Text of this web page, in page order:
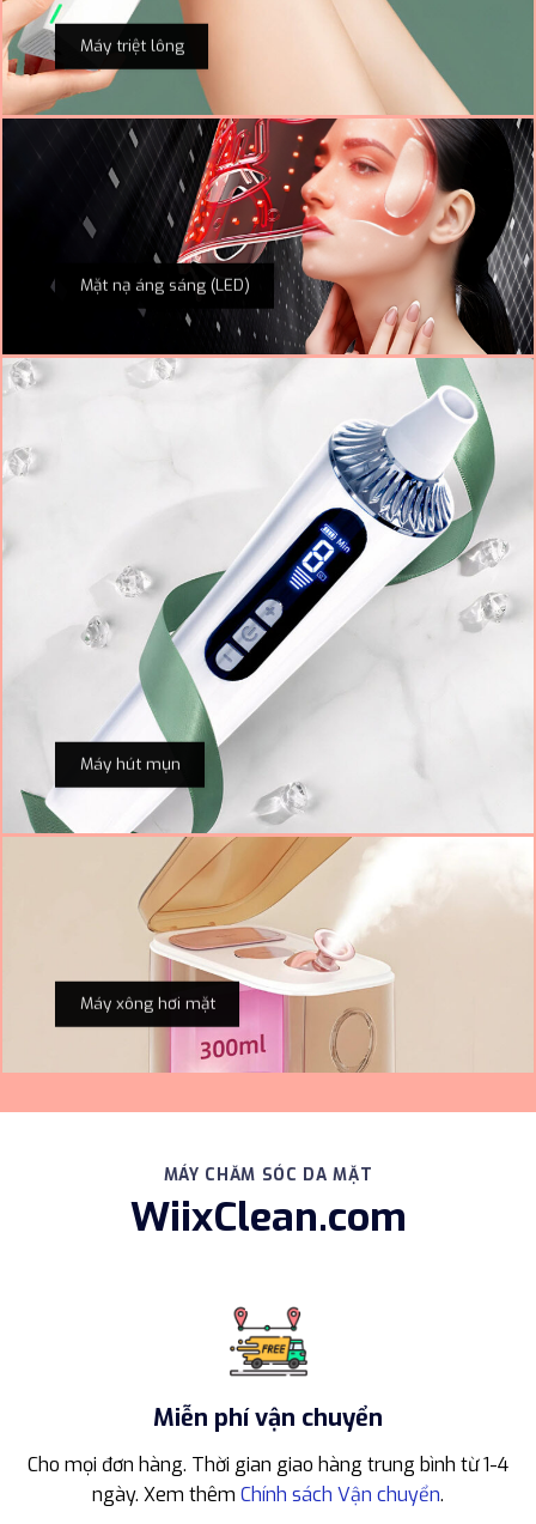
Máy triệt lông
Mặt nạ áng sáng (LED)
Máy hút mụn
Máy xông hơi mặt
MÁY CHĂM SÓC DA MẶT
WiixClean.com
Miễn phí vận chuyển
Cho mọi đơn hàng. Thời gian giao hàng trung bình từ 1-4
ngày. Xem thêm Chính sách Vận chuyển.